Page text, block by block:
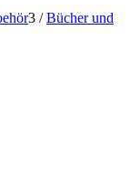
3 / Bücher und